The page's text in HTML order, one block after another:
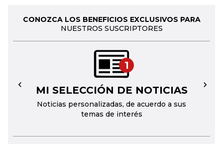
CONOZCA LOS BENEFICIOS EXCLUSIVOS PARA
NUESTROS SUSCRIPTORES
1
MI SELECCIÓN DE NOTICIAS
Noticias personalizadas, de acuerdo a sus
temas de interés
← →